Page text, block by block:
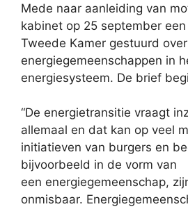
Mede naar aanleiding van moties heeft het
kabinet op 25 september
Tweede Kamer gestuurd
energiegemeenschappen in
energiesysteem. De brief
“De energietransitie vraagt inzet van ons
allemaal en dat kan op veel
initiatieven van burgers en
bijvoorbeeld in de vorm van
een energiegemeenschap,
onmisbaar.